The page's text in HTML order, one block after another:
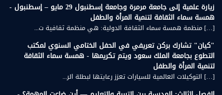
زيارة علمية إلى جامعة مرمرة وجامعة إسطنبول 29 مايو – إسطنبول -
همسة سماء الثقافة لتنمية المرأة والطفل
[…] منظمة همسة سماء الثقافة الدولية: هي منظمة ثقافية ت...
"كيان" تشارك بركن تعريفي في الحفل الختامي السنوي لمكتب
التطوع بجامعة الملك سعود ويتم تكريمها - همسة سماء الثقافة
لتنمية المرأة والطفل
[…] التوكيلات العالمية للسيارات تعزز رعايتها لبطلة الر...